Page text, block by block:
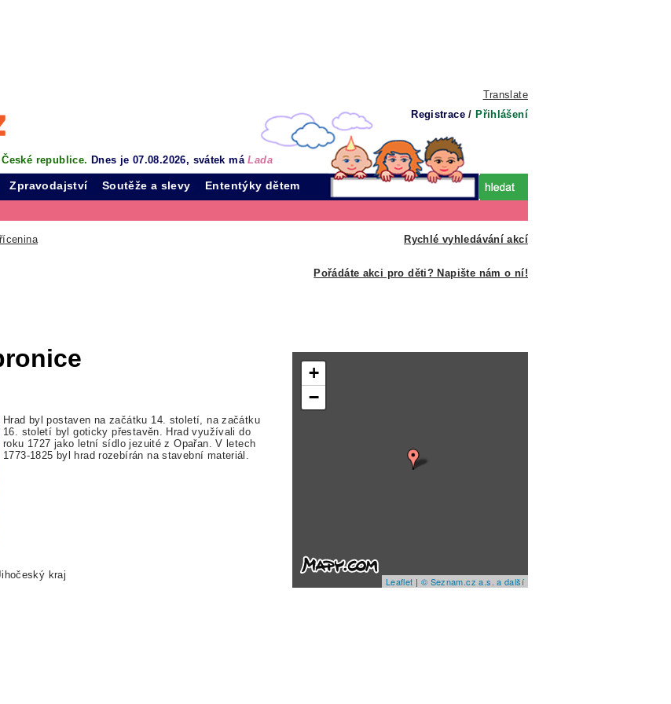
Translate
Registrace / Přihlášení
republice. Dnes je 07.08.2026, svátek máLada
Zpravodajství Soutěže a slevy Ententýky dětem
Rychlé vyhledávání akcí
Pořádáte akci pro děti? Napište nám o ní!
Hrad byl postaven na začátku 14. století, na začátku
16. století byl goticky přestavěn. Hrad využívali do
roku 1727 jako letní sídlo jezuité z Opařan. V letech
1773-1825 byl hrad rozebírán na stavební materiál.
kraj
+
−
Leaflet | © Seznam.cz a.s. a další